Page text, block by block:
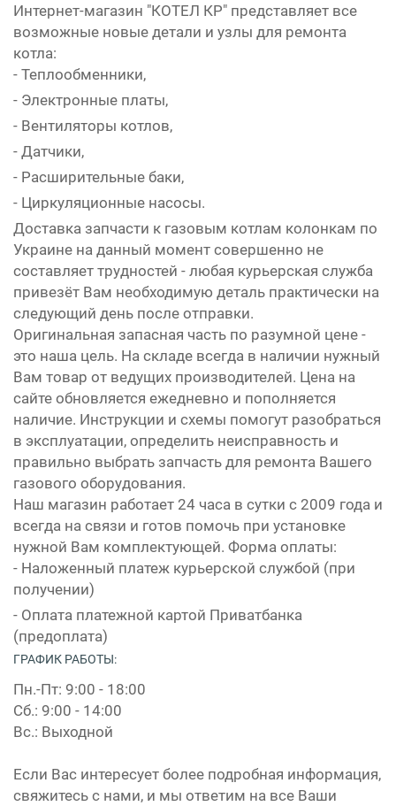
Интернет-магазин "КОТЕЛ КР" представляет все
возможные новые детали и узлы для ремонта
котла:
- Теплообменники,
- Электронные платы,
- Вентиляторы котлов,
- Датчики,
- Расширительные баки,
- Циркуляционные насосы.
Доставка запчасти к газовым котлам колонкам по
Украине на данный момент совершенно не
составляет трудностей - любая курьерская служба
привезёт Вам необходимую деталь практически на
следующий день после отправки.
Оригинальная запасная часть по разумной цене -
это наша цель. На складе всегда в наличии нужный
Вам товар от ведущих производителей. Цена на
сайте обновляется ежедневно и пополняется
наличие. Инструкции и схемы помогут разобраться
в эксплуатации, определить неисправность и
правильно выбрать запчасть для ремонта Вашего
газового оборудования.
Наш магазин работает 24 часа в сутки с 2009 года и
всегда на связи и готов помочь при установке
нужной Вам комплектующей. Форма оплаты:
- Наложенный платеж курьерской службой (при
получении)
- Оплата платежной картой Приватбанка
(предоплата)
ГРАФИК РАБОТЫ:
Пн.-Пт: 9:00 - 18:00
Сб.: 9:00 - 14:00
Вс.: Выходной
Если Вас интересует более подробная информация,
свяжитесь с нами, и мы ответим на все Ваши